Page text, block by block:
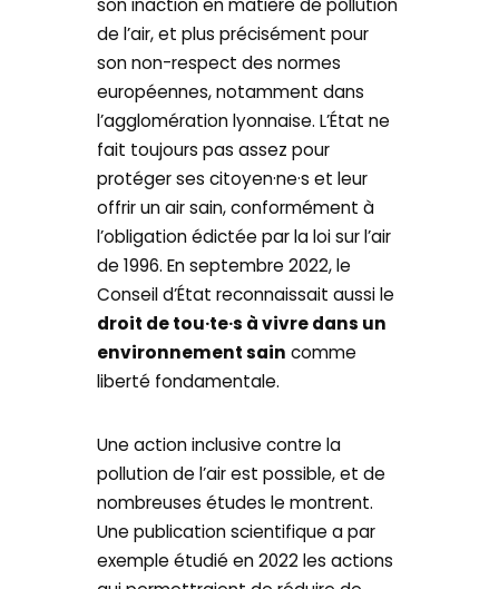
de l’air, et plus précisément pour
son non-respect des normes
européennes, notamment dans
l’agglomération lyonnaise. L’État ne
fait toujours pas assez pour
protéger ses citoyen·ne·s et leur
offrir un air sain, conformément à
l’obligation édictée par la loi sur l’air
de 1996. En septembre 2022, le
Conseil d’État reconnaissait aussi le
droit de tou·te·s à vivre dans un
environnement sain comme
liberté fondamentale.
Une action inclusive contre la
pollution de l’air est possible, et de
nombreuses études le montrent.
Une publication scientifique a par
exemple étudié en 2022 les actions